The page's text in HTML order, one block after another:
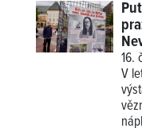
16.
V